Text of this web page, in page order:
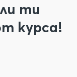
ти
курса!